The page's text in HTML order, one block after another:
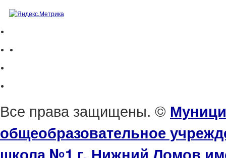
Все права защищены. ©
общеобразовательное